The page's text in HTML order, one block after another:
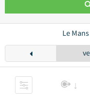
Le